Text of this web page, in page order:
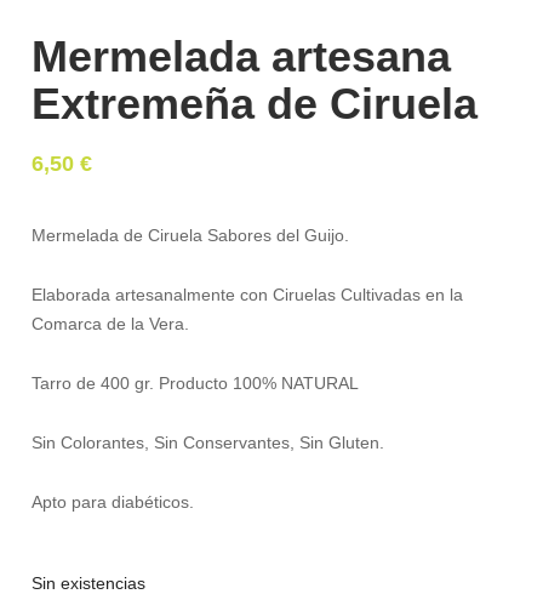
Mermelada artesana
Extremeña de Ciruela
6,50€
Mermelada de Ciruela Sabores del Guijo.
Elaborada artesanalmente con Ciruelas Cultivadas en la
Comarca de la Vera.
Tarro de 400 gr. Producto 100% NATURAL
Sin Colorantes, Sin Conservantes, Sin Gluten.
Apto para diabéticos.
Sin existencias